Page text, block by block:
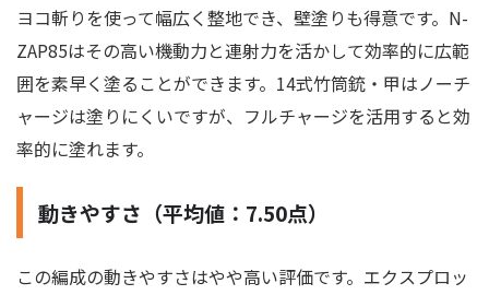
ヨコ斬りを使って幅広く整地でき、壁塗りも得意です。N-
ZAP85はその高い機動力と連射力を活かして効率的に広範
囲を素早く塗ることができます。14式竹筒銃・甲はノーチ
ャージは塗りにくいですが、フルチャージを活用すると効
率的に塗れます。
動きやすさ（平均値：7.50点）
この編成の動きやすさはやや高い評価です。エクスプロッ